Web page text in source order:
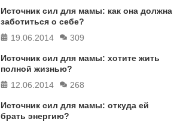
Источник сил для мамы: как она должна
заботиться о себе?
19.06.2014
309
Источник сил для мамы: хотите жить
полной жизнью?
12.06.2014
268
Источник сил для мамы: откуда ей
брать энергию?